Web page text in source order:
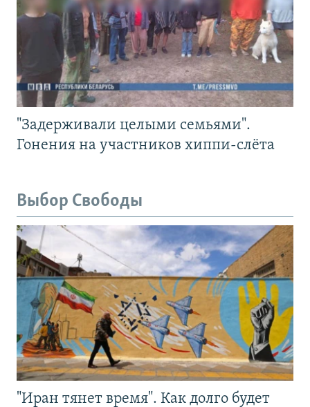
"Задерживали целыми семьями".
Гонения на участников хиппи-слёта
Выбор Свободы
"Иран тянет время". Как долго будет